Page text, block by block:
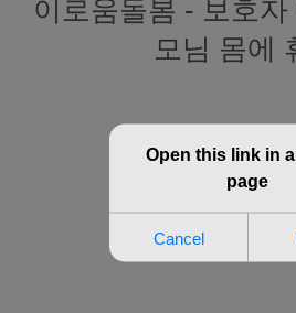
이로움돌봄 - 보호
모님 몸에